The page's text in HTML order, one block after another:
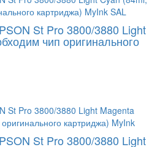
St Pro 3800/3880 Light
чип оригинального
St Pro 3800/3880 Light